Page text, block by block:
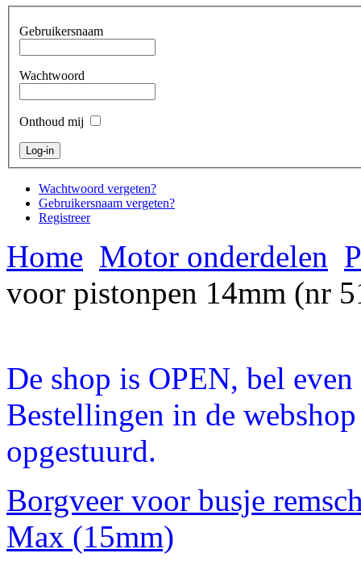
Gebruikersnaam
Wachtwoord
Onthoud mij
Wachtwoord vergeten?
Gebruikersnaam vergeten?
Registreer
Home Motor onderdelen
voor pistonpen 14mm (nr
De shop is OPEN, bel
Bestellingen in de
opgestuurd.
Borgveer voor busje
Max (15mm)